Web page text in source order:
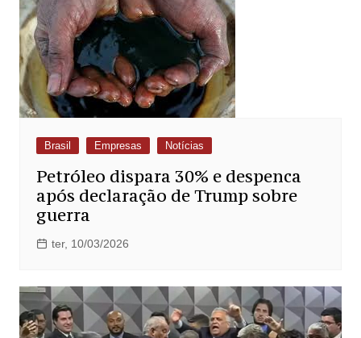
Brasil Empresas Notícias
Petróleo dispara 30% e despenca
após declaração de Trump sobre
guerra
ter, 10/03/2026